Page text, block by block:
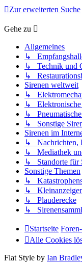
Zur erweiterten Suche
Gehe zu
Allgemeines
↳
↳ Technik und
↳
Sirenen weltweit
↳
↳ Elektronische
↳ Pneumatische
↳ Sonstige
Sirenen im
↳ Nachrichten,
↳ Mediathek
↳ Standorte für
Sonstige Themen
↳
↳
↳ Plauderecke
↳
Startseite
Alle Cookies
Flat Style by Ian